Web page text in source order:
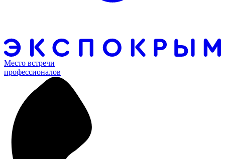
Место встречи
профессионалов